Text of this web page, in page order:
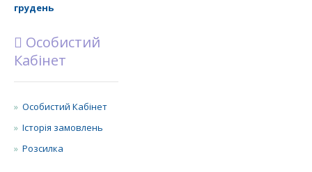
грудень
Особистий
Кабінет
Особистий Кабінет
Історія замовлень
Розсилка